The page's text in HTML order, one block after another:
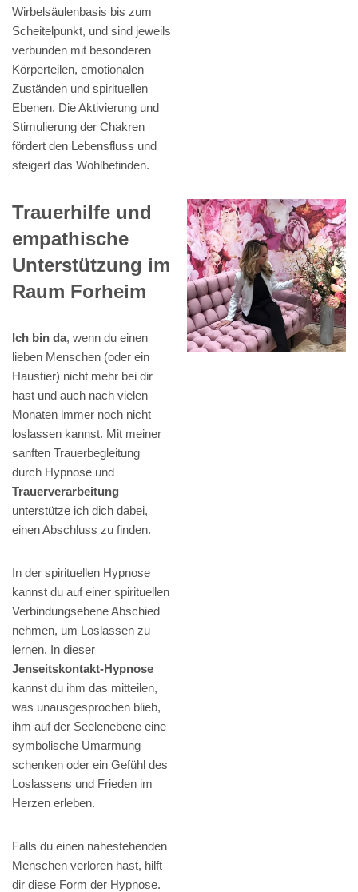
Wirbelsäulenbasis bis zum
Scheitelpunkt, und sind jeweils
verbunden mit besonderen
Körperteilen, emotionalen
Zuständen und spirituellen
Ebenen. Die Aktivierung und
Stimulierung der Chakren
fördert den Lebensfluss und
steigert das Wohlbefinden.
Trauerhilfe und
empathische
Unterstützung im
Raum Forheim
Ich bin da, wenn du einen
lieben Menschen (oder ein
Haustier) nicht mehr bei dir
hast und auch nach vielen
Monaten immer noch nicht
loslassen kannst. Mit meiner
sanften Trauerbegleitung
durch Hypnose und
Trauerverarbeitung
unterstütze ich dich dabei,
einen Abschluss zu finden.
In der spirituellen Hypnose
kannst du auf einer spirituellen
Verbindungsebene Abschied
nehmen, um Loslassen zu
lernen. In dieser
Jenseitskontakt-Hypnose
kannst du ihm das mitteilen,
was unausgesprochen blieb,
ihm auf der Seelenebene eine
symbolische Umarmung
schenken oder ein Gefühl des
Loslassens und Frieden im
Herzen erleben.
Falls du einen nahestehenden
Menschen verloren hast, hilft
dir diese Form der Hypnose.